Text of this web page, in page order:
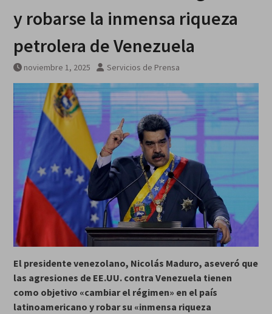
y robarse la inmensa riqueza
petrolera de Venezuela
noviembre 1, 2025 Servicios de Prensa
El presidente venezolano, Nicolás Maduro, aseveró que
las agresiones de EE.UU. contra Venezuela tienen
como objetivo «cambiar el régimen» en el país
latinoamericano y robar su «inmensa riqueza